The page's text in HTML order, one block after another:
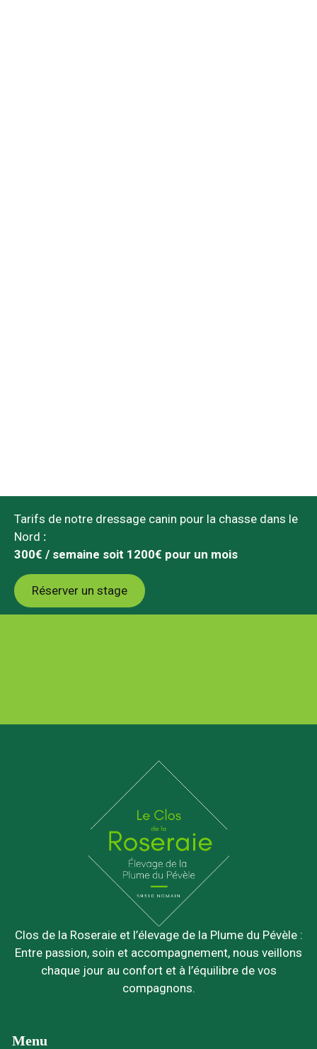
Tarifs de notre dressage canin pour la chasse dans le
Nord :
300€ / semaine soit 1200€ pour un mois
Réserver un stage
Clos de la Roseraie et l’élevage de la Plume du Pévèle :
Entre passion, soin et accompagnement, nous veillons
chaque jour au confort et à l’équilibre de vos
compagnons.
Menu